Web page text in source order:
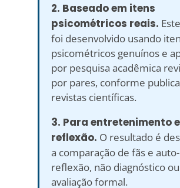
2. Baseado em itens
psicométricos reais.
foi desenvolvido usando
psicométricos genuínos e
por pesquisa acadêmica
por pares, conforme
revistas científicas.
3. Para entretenimento e
reflexão. O resultado é
a comparação de fãs e auto-
reflexão, não diagnóstico ou
avaliação formal.